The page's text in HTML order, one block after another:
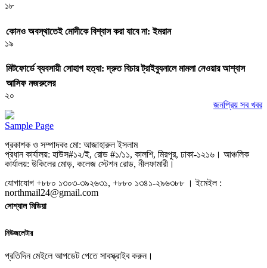
১৮
কোনও অবস্থাতেই মোদীকে বিশ্বাস করা যাবে না: ইমরান
১৯
মিটফোর্ডে ব্যবসায়ী সোহাগ হত্যা: দ্রুত বিচার ট্রাইব্যুনালে মামলা নেওয়ার আশ্বাস
আসিফ নজরুলের
২০
জনপ্রিয় সব খবর
Sample Page
প্রকাশক ও সম্পাদকঃ মো: আজাহারুল ইসলাম
প্রধান কার্যালয়: হাউস#১২/ই, রোড #১/১১, কালশি, মিরপুর, ঢাকা-১২১৬। আঞ্চলিক
কার্যালয়: উকিলের মোড়, কলেজ স্টেশন রোড, নীলফামারী।
যোগাযোগ +৮৮০ ১৩০৩-৩৯২৬৩১, +৮৮০ ১৩৪১-২৯৬৩৮৮ । ইমেইল :
northmail24@gmail.com
সোশ্যাল মিডিয়া
নিউজলেটার
প্রতিদিন মেইলে আপডেট পেতে সাবস্ক্রাইব করুন।